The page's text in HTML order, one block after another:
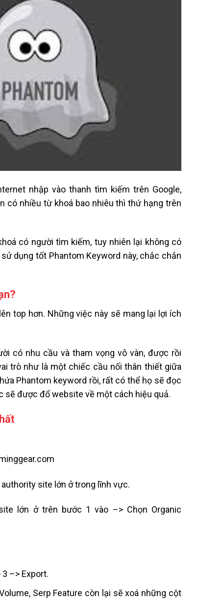
nhập vào thanh tìm kiếm trên Google,
có nhiều từ khoá bao nhiêu thì thứ hạng trên
có người tìm kiếm, tuy nhiên lại không có
dụng tốt Phantom Keyword này, chắc chắn
top hơn. Những việc này sẽ mang lại lợi ích
có nhu cầu và tham vọng vô vàn, được rồi
trò như là một chiếc cầu nối thân thiết giữa
Phantom keyword rồi, rất có thể họ sẽ đọc
sẽ được đổ website về một cách hiệu quả.
site lớn ở trong lĩnh vực.
lớn ở trên bước 1 vào –> Chọn Organic
–> Export.
Serp Feature còn lại sẽ xoá những cột